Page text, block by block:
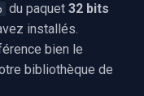
du paquet 32 bits
installés.
bien le
bibliothèque de